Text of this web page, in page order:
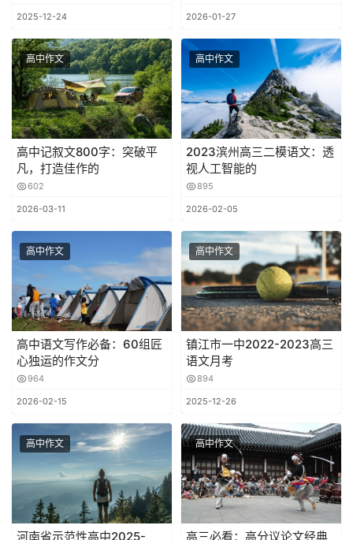
2025-12-24 2026-01-27
高中作文
高中记叙文800字：突破平
凡，打造佳作的
602
2026-03-11
高中作文
2023滨州高三二模语文：透
视人工智能的
895
2026-02-05
高中作文
高中语文写作必备：60组匠
心独运的作文分
964
2026-02-15
高中作文
镇江市一中2022-2023高三
语文月考
894
2025-12-26
高中作文
河南省示范性高中2025-
高中作文
高三必看：高分议论文经典